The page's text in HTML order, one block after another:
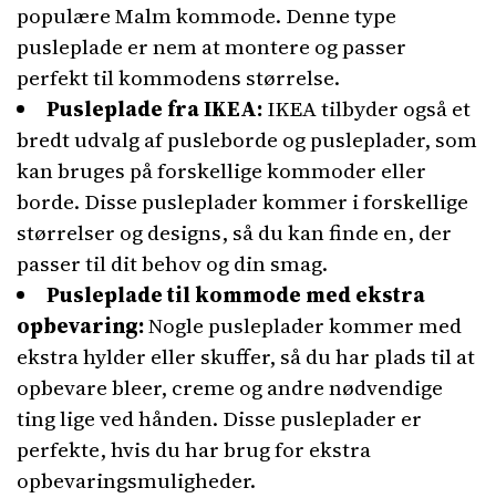
populære Malm kommode. Denne type
pusleplade er nem at montere og passer
perfekt til kommodens størrelse.
Pusleplade fra IKEA:IKEA tilbyder også et
bredt udvalg af pusleborde og pusleplader, som
kan bruges på forskellige kommoder eller
borde. Disse pusleplader kommer i forskellige
størrelser og designs, så du kan finde en, der
passer til dit behov og din smag.
Pusleplade til kommode med ekstra
opbevaring:Nogle pusleplader kommer med
ekstra hylder eller skuffer, så du har plads til at
opbevare bleer, creme og andre nødvendige
ting lige ved hånden. Disse pusleplader er
perfekte, hvis du har brug for ekstra
opbevaringsmuligheder.